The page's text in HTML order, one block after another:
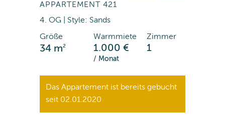
APPARTEMENT 421
4. OG | Style: Sands
Größe
34 m2
Warmmiete
1.000 €
/ Monat
Zimmer
1
Das Appartement ist bereits gebucht
seit 02.01.2020